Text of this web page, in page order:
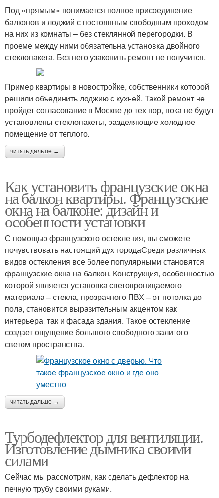
Под «прямым» понимается полное присоединение
балконов и лоджий с постоянным свободным проходом
на них из комнаты – без стеклянной перегородки. В
проеме между ними обязательна установка двойного
стеклопакета. Без него узаконить ремонт не получится.
Пример квартиры в новостройке, собственники которой
решили объединить лоджию с кухней. Такой ремонт не
пройдет согласование в Москве до тех пор, пока не будут
установлены стеклопакеты, разделяющие холодное
помещение от теплого.
читать дальше →
Как установить французские окна
на балкон квартиры. Французские
окна на балконе: дизайн и
особенности установки
С помощью французского остекления, вы сможете
почувствовать настоящий дух городаСреди различных
видов остекления все более популярными становятся
французские окна на балкон. Конструкция, особенностью
которой является установка светопроницаемого
материала – стекла, прозрачного ПВХ – от потолка до
пола, становится выразительным акцентом как
интерьера, так и фасада здания. Такое остекление
создает ощущение большого свободного залитого
светом пространства.
читать дальше →
Турбодефлектор для вентиляции.
Изготовление дымника своими
силами
Сейчас мы рассмотрим, как сделать дефлектор на
печную трубу своими руками.